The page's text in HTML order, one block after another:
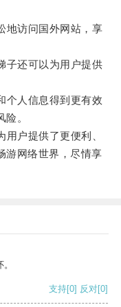
访问国外网站，享
还可以为用户提供
人信息得到更有效
。
户提供了更便利、
游网络世界，尽情享
支持[0] 反对[0]